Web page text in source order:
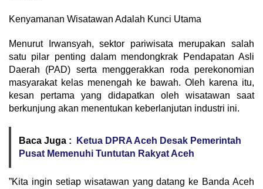
​Kenyamanan Wisatawan Adalah Kunci Utama
​Menurut Irwansyah, sektor pariwisata merupakan salah
satu pilar penting dalam mendongkrak Pendapatan Asli
Daerah (PAD) serta menggerakkan roda perekonomian
masyarakat kelas menengah ke bawah. Oleh karena itu,
kesan pertama yang didapatkan oleh wisatawan saat
berkunjung akan menentukan keberlanjutan industri ini.
Baca Juga :
Ketua DPRA Aceh Desak Pemerintah
Pusat Memenuhi Tuntutan Rakyat Aceh
​”Kita ingin setiap wisatawan yang datang ke Banda Aceh